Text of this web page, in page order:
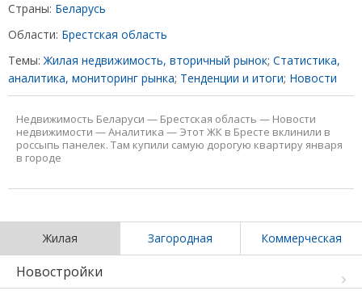
Страны: Беларусь
Области: Брестская область
Темы:Жилая недвижимость, вторичный рынок; Статистика,
аналитика, мониторинг рынка; Тенденции и итоги; Новости
Недвижимость Беларуси — Брестская область — Новости
недвижимости —Аналитика — Этот ЖК в Бресте вклинили в
россыпь панелек. Там купили самую дорогую квартиру января
в городе
Жилая Загородная Коммерческая
Новостройки